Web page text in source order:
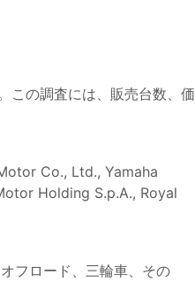
この調査には、販売台数、価
Co., Ltd., Yamaha
Holding S.p.A., Royal
フロード、三輪車、その